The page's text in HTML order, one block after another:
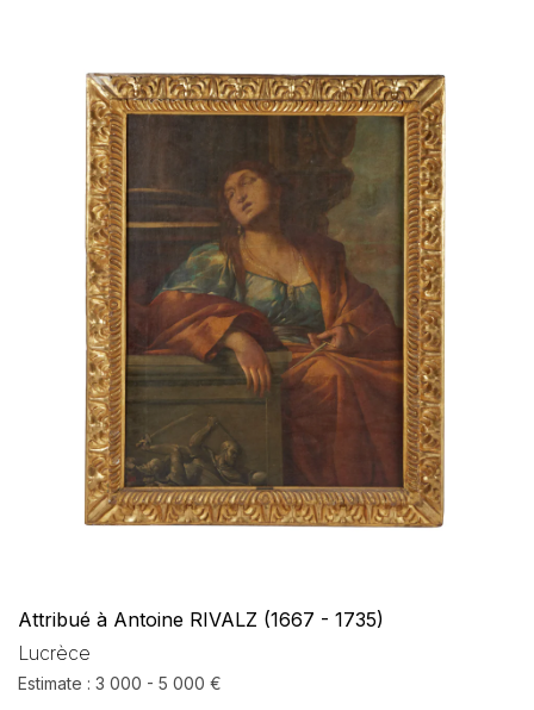
Attribué à Antoine RIVALZ (1667 - 1735)
Lucrèce
Estimate : 3 000 - 5 000 €